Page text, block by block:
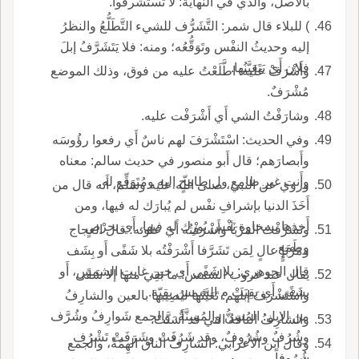
) للبلاء قال شمر: التَّشَرُّف للشيء التَّطَلُّعُ والنظرُ
إليه وحديثُ النفْس وتَوَقُّعُه؛ ومنه: فلا يَتَشَرَّفُ إبلَ
فلان أَي يَتَعَيَّنُها.
وأَشْرَفْ عليه: اطَّلَعْتُ عليه من فوق، وذلك الموضع
مُشْرَفٌ.
وشارَفْتُ الشي أَي أَشْرَفْت عليه.
وفي الحديث: اسْتَشْرَفَ لهم ناسٌ أَي رفعوا رؤُوسَه
وأَبصارَهم؛ قال أَبو منصور في حديث سالم: معناه
وأَنت غير طامع ول طامِحٍ إليه ومُتَوَقِّع له.
وروي عن النبي، صلى اللّه عليه وسلم، أَنه قال من
أَخَذَ الدنيا بإشرافِ نفْس لم يُبارَك له فيها، ومن
أَخذها بسخاوة نَفْس بُورِك له فيها، أَي بحرْصٍ
وطَمَعٍ.
وتَشَرَّفْتُ المَرْبَأ وأَشْرَفْتُه أَي علوته؛ قال العجاج
ومَرْبَإٍ عالٍ لِمَن تَشَرَّفا أَشْرَفْتُه بلا شَفًى أَو بِشَف
قال الجوهري: بلا شَفًى أَي حين غابت الشمس، أَو
بشَفًى أَي بقِيَتْ م الشمس بقِيّة.
يقال عند غروب الشمس: ما بَقِيَ منها إلا شَفًى
واسْتَشْرَفَ إبلَهم: تَعَيَّنَها ليُصِيبها بالعين والشارِفُ
من الإبل: المُسِنُّ والمُسِنَّةُ، والجمع شَوارِفُ وشُرَّف
وشُرُفٌ وشُرُوفٌ، وقد شَرُفَتْ وشَرَفَتْ تَشْرُف
والشارِفُ الناقةُ التي قد أَسَنَّتْ.
وقال ابن الأعرابي: الشارِفُ الناق الهِمّةُ، والجمع